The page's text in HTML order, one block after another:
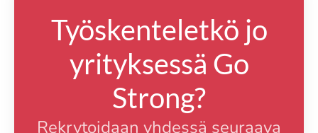
Työskenteletkö jo
yrityksessä Go
Strong?
Rekrytoidaan yhdessä seuraava